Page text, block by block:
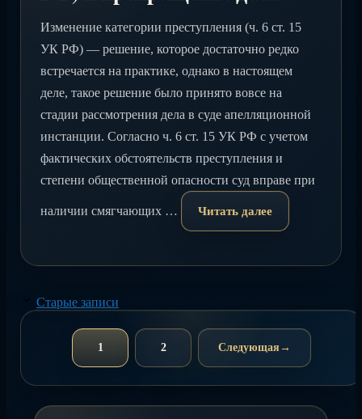
Изменение категории преступления (ч. 6 ст. 15
УК РФ) — решение, которое достаточно редко
встречается на практике, однако в настоящем
деле, такое решение было принято вовсе на
стадии рассмотрения дела в суде апелляционной
инстанции. Согласно ч. 6 ст. 15 УК РФ с учетом
фактических обстоятельств преступления и
степени общественной опасности суд вправе при
наличии смягчающих … Читать далее
Старые записи
Страница
1 Страница
2 Следующая →